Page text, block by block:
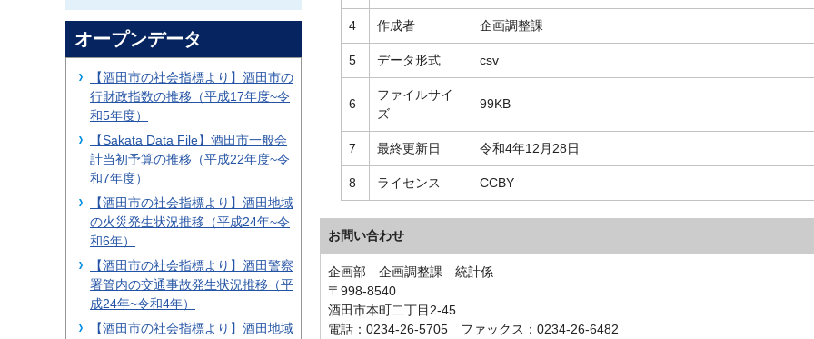
4 作成者 企画調整課
5 データ形式 csv
6
ファイルサイ
ズ
99KB
7 最終更新日 令和4年12月28日
8 ライセンス CCBY
お問い合わせ
企画部 企画調整課 統計係
〒998-8540
酒田市本町二丁目2-45
電話：0234-26-5705 ファックス：0234-26-6482
オープンデータ
【酒田市の社会指標より】酒田市の
行財政指数の推移（平成17年度~令
和5年度）
【Sakata Data File】酒田市一般会
計当初予算の推移（平成22年度~令
和7年度）
【酒田市の社会指標より】酒田地域
の火災発生状況推移（平成24年~令
和6年）
【酒田市の社会指標より】酒田警察
署管内の交通事故発生状況推移（平
成24年~令和4年）
【酒田市の社会指標より】酒田地域